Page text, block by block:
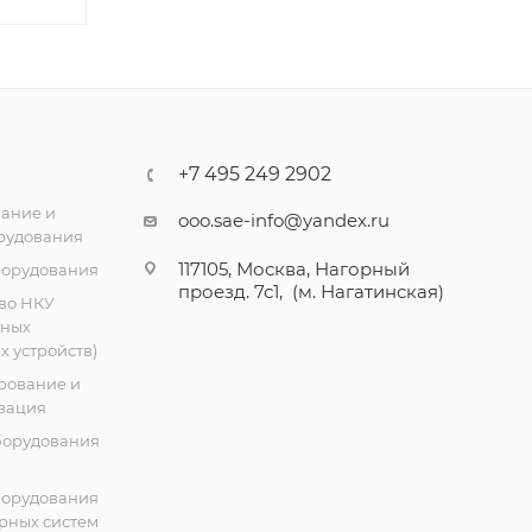
и
НКУ
устройств)
и
систем
+7 495 249 2902
ooo.sae-info@yandex.ru
117105, Москва, Нагорный
проезд. 7с1, (м. Нагатинская)